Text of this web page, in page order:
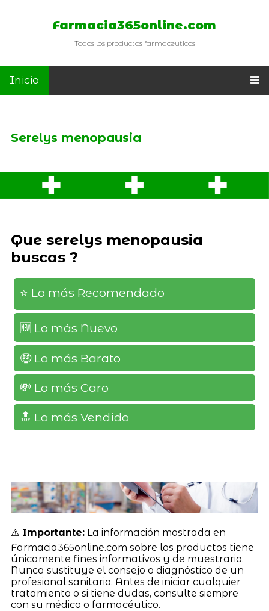
Farmacia365online.com
Todos los productos farmaceuticos
Inicio
Serelys menopausia
Que serelys menopausia
buscas ?
⭐️ Lo más Recomendado
🆕️ Lo más Nuevo
🤑 Lo más Barato
💸 Lo más Caro
🔝 Lo más Vendido
⚠️ Importante:La información mostrada en
Farmacia365online.com sobre los productos tiene
únicamente fines informativos y de muestrario.
Nunca sustituye el consejo o diagnóstico de un
profesional sanitario. Antes de iniciar cualquier
tratamiento o si tiene dudas, consulte siempre
con su médico o farmacéutico.